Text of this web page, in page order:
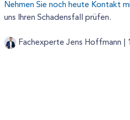
Nehmen Sie noch heute Kontakt
uns Ihren Schadensfall prüfen.
Fachexperte Jens Hoffmann |